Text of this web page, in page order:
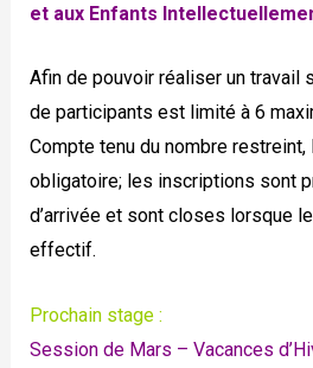
et aux Enfants
Afin de pouvoir réaliser un travail
de participants est limité à 6
Compte tenu du nombre restreint,
obligatoire; les inscriptions sont
d’arrivée et sont closes lorsque
effectif.
Prochain stage :
Session de Mars – Vacances